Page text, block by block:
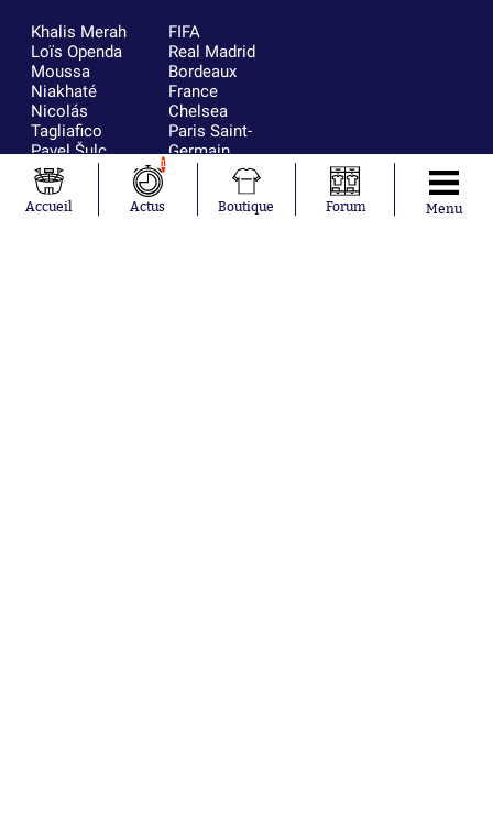
Khalis Merah
Loïs Openda
Moussa
Niakhaté
Nicolás
Tagliafico
Pavel Šulc
Gauthier Hein
Lionel Messi
Gonzalo
FIFA
Real Madrid
Bordeaux
France
Chelsea
Paris Saint-
Germain
Olympique
AC Milan
Accueil
1
Actus Boutique Forum Menu